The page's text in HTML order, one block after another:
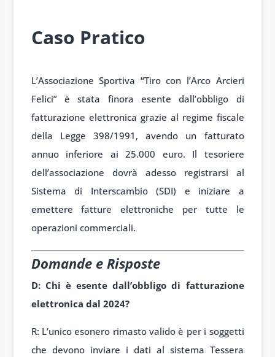
Caso Pratico
L’Associazione Sportiva “Tiro con l’Arco Arcieri
Felici” è stata finora esente dall’obbligo di
fatturazione elettronica grazie al regime fiscale
della Legge 398/1991, avendo un fatturato
annuo inferiore ai 25.000 euro. Il tesoriere
dell’associazione dovrà adesso registrarsi al
Sistema di Interscambio (SDI) e iniziare a
emettere fatture elettroniche per tutte le
operazioni commerciali.
Domande e Risposte
D: Chi è esente dall’obbligo di fatturazione
elettronica dal 2024?
R: L’unico esonero rimasto valido è per i soggetti
che devono inviare i dati al sistema Tessera